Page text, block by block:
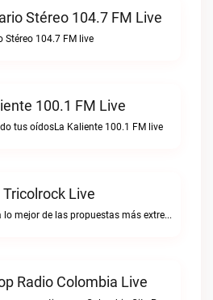
Stéreo 104.7 FM Live
Stéreo 104.7 FM live
100.1 FM Live
tus oídosLa Kaliente 100.1 FM live
Live
Sintoniza lo mejor de las propuestas más extremas y virtuosas del metal colombianoNegro Tricolrock live
Radio Colombia Live